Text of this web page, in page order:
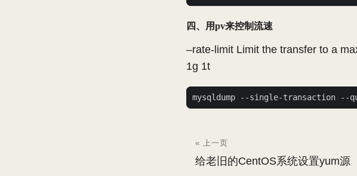
四、用pv来控制流速
–rate-limit Limit the transfer to a
1g 1t
mysqldump --single-transaction --
« 上一页
给老旧的CentOS系统设置yum源